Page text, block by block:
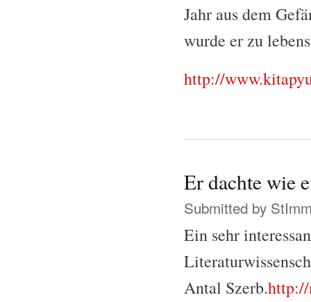
Jahr aus dem
wurde er zu
http://
Er dachte wie
Submitted by
Ein sehr
Antal Szerb.http://